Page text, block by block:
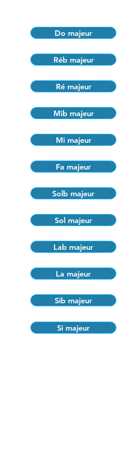
Do majeur
Réb majeur
Ré majeur
Mib majeur
Mi majeur
Fa majeur
Solb majeur
Sol majeur
Lab majeur
La majeur
Sib majeur
Si majeur